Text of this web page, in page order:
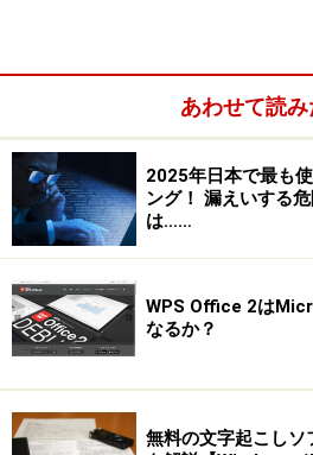
ただし、PDFの文字そのものを
ォームを持つPDFファイルを作
ソフトが必要になります。また
トが必要な場合も、有料ソフト
あわせて読
2025年日本で最も
ング！ 漏えいする
は……
WPS Office 2は
なるか？
無料の文字起こし